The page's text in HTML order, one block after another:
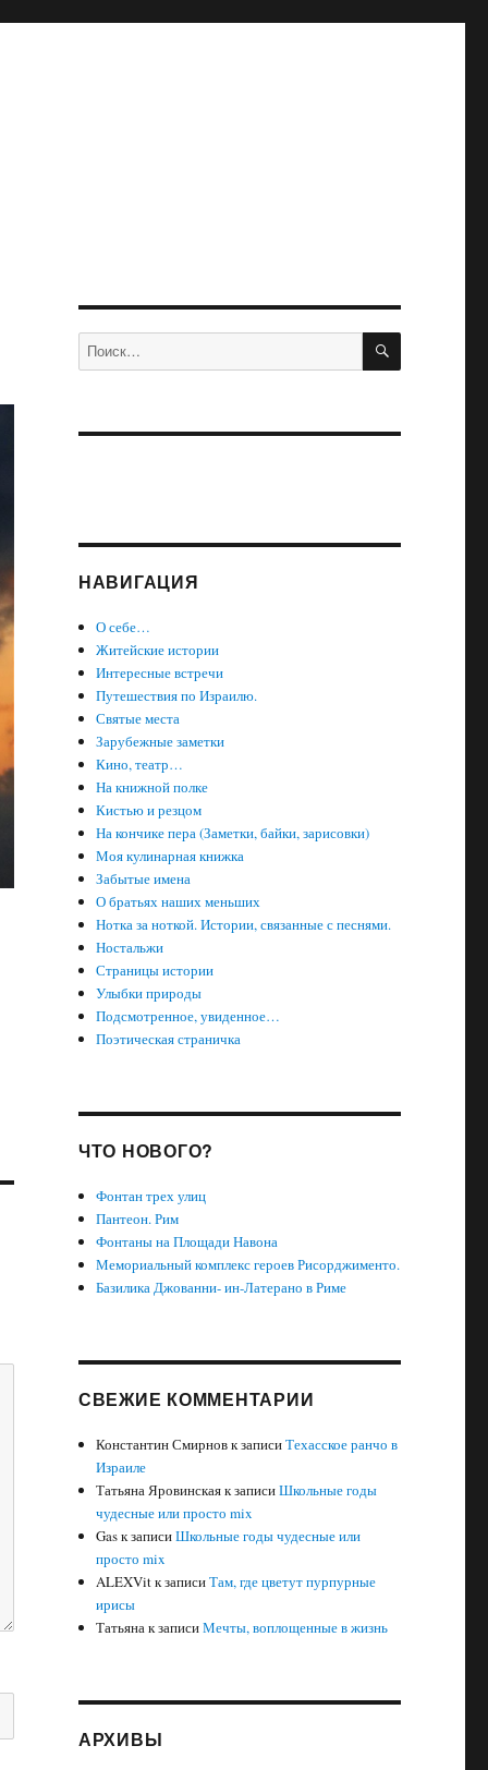
Искать: ПОИСК
НАВИГАЦИЯ
О себе…
Житейские истории
Интересные встречи
Путешествия по Израилю.
Святые места
Зарубежные заметки
Кино, театр…
На книжной полке
Кистью и резцом
На кончике пера (Заметки, байки, зарисовки)
Моя кулинарная книжка
Забытые имена
О братьях наших меньших
Нотка за ноткой. Истории, связанные с песнями.
Ностальжи
Страницы истории
Улыбки природы
Подсмотренное, увиденное…
Поэтическая страничка
ЧТО НОВОГО?
Фонтан трех улиц
Пантеон. Рим
Фонтаны на Площади Навона
Мемориальный комплекс героев Рисорджименто.
Базилика Джованни- ин-Латерано в Риме
СВЕЖИЕ КОММЕНТАРИИ
Константин Смирновк записиТехасское ранчо в
Израиле
Татьяна Яровинскаяк записиШкольные годы
чудесные или просто mix
Gasк записиШкольные годы чудесные или
просто mix
ALEXVitк записиТам, где цветут пурпурные
ирисы
Татьянак записиМечты, воплощенные в жизнь
АРХИВЫ